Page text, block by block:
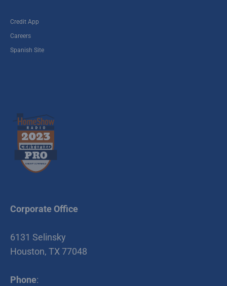
Credit App
Careers
Spanish Site
Corporate Office
6131 Selinsky
Houston, TX 77048
Phone: